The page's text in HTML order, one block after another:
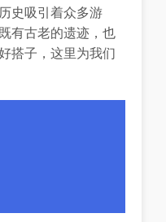
史吸引着众多游
有古老的遗迹，也
搭子，这里为我们